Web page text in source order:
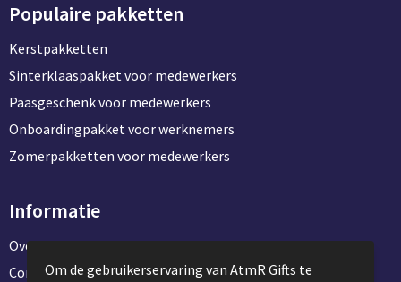
Populaire pakketten
Kerstpakketten
Sinterklaaspakket voor medewerkers
Paasgeschenk voor medewerkers
Onboardingpakket voor werknemers
Zomerpakketten voor medewerkers
Informatie
Over ons
Contact en klantenservice
Om de gebruikerservaring van AtmR Gifts te